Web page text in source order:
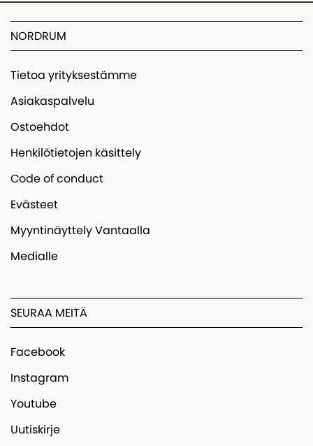
NORDRUM
Tietoa yrityksestämme
Asiakaspalvelu
Ostoehdot
Henkilötietojen käsittely
Code of conduct
Evästeet
Myyntinäyttely Vantaalla
Medialle
SEURAA MEITÄ
Facebook
Instagram
Youtube
Uutiskirje